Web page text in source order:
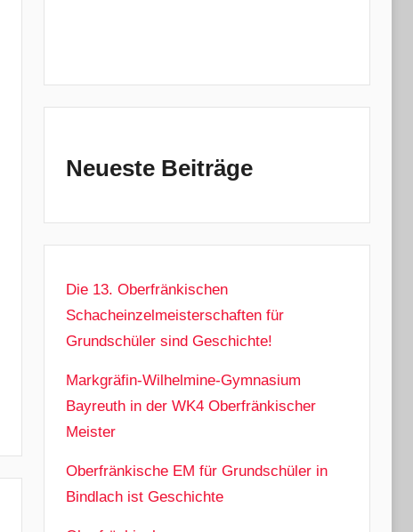
Neueste Beiträge
Die 13. Oberfränkischen
Schacheinzelmeisterschaften für
Grundschüler sind Geschichte!
Markgräfin-Wilhelmine-Gymnasium
Bayreuth in der WK4 Oberfränkischer
Meister
Oberfränkische EM für Grundschüler in
Bindlach ist Geschichte